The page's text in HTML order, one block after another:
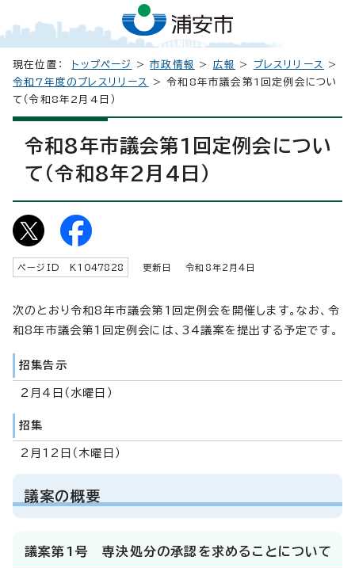
現在位置： トップページ >市政情報 > 広報 > プレスリリース
>
令和7年度のプレスリリース
> 令和8年市議会第1回定例会につい
て（令和8年2月4日）
令和8年市議会第1回定例会につい
て（令和8年2月4日）
ページID K 1047828 更新日 令和8年2月4日
次のとおり令和8年市議会第1回定例会を開催します。なお、令
和8年市議会第1回定例会には、34議案を提出する予定です。
招集告示
2月4日（水曜日）
招集
2月12日（木曜日）
議案の概要
議案第1号 専決処分の承認を求めることについて